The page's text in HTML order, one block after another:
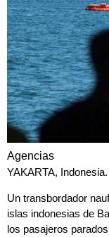
Agencias
YAKARTA, Indonesia.
Un transbordador
islas indonesias de
los pasajeros